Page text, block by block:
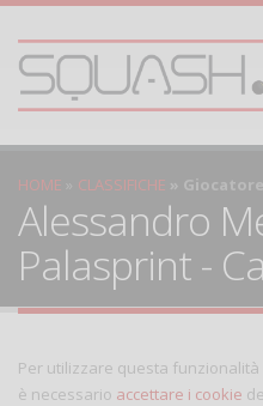
HOME CLASSIFICHE
Alessandro
Palasprint -
Per utilizzare questa
è necessario accettare i cookie